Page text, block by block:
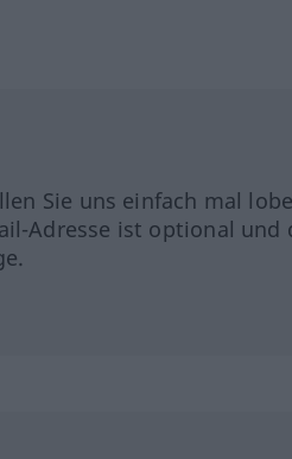
Sie uns einfach mal
Adresse ist optional und